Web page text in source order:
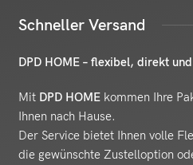
Schneller Versand
DPD HOME – flexibel, direkt
Mit DPD HOME kommen Ihre
Ihnen nach Hause.
Der Service bietet Ihnen volle
die gewünschte Zustelloption